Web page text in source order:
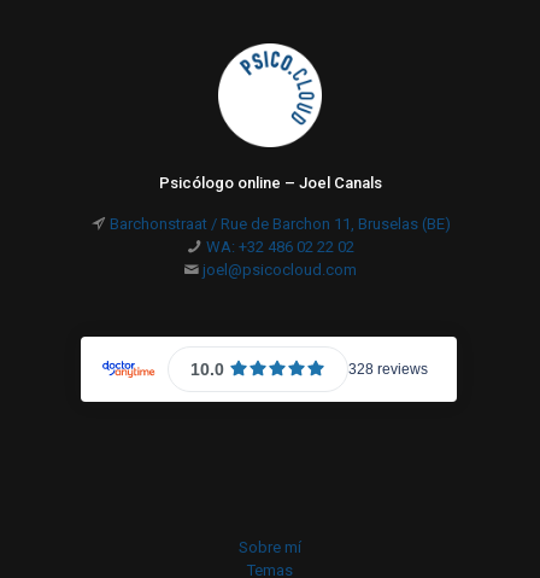
Psicólogo online – Joel Canals
Barchonstraat / Rue de Barchon 11, Bruselas (BE)
WA: +32 486 02 22 02
joel@psicocloud.com
Sobre mí
Temas